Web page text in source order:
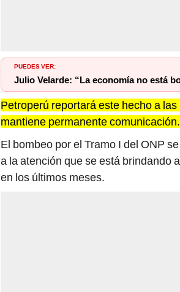
PUEDES VER:
Julio Velarde: “La economía no está
Petroperú reportará este hecho a
mantiene permanente comunicación.
El bombeo por el Tramo I del ONP
a la atención que se está brindando
en los últimos meses.